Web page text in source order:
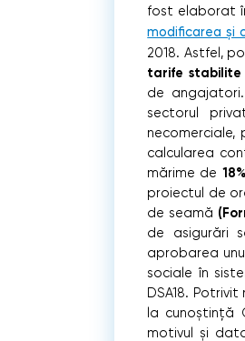
fost elaborat
modificarea și
2018. Astfel,
tarife stabilite
de
sectorul
calcularea
mărime de 18%
proiectul de
de seamă
de asigurări
aprobarea
sociale în
DSA18.
la cunoștință
motivul și